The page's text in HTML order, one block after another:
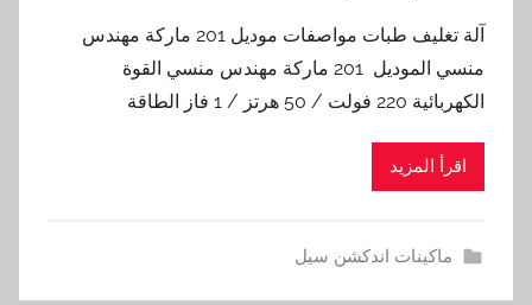
آلة تغليف طبات مواصفات موديل 201 ماركة مهندس
منسي الموديل 201 ماركة مهندس منسي القوة
الكهربائية 220 فولت / 50 هرتز / 1 فاز الطاقة
اقرأ المزيد
ماكينات اندكشن سيل